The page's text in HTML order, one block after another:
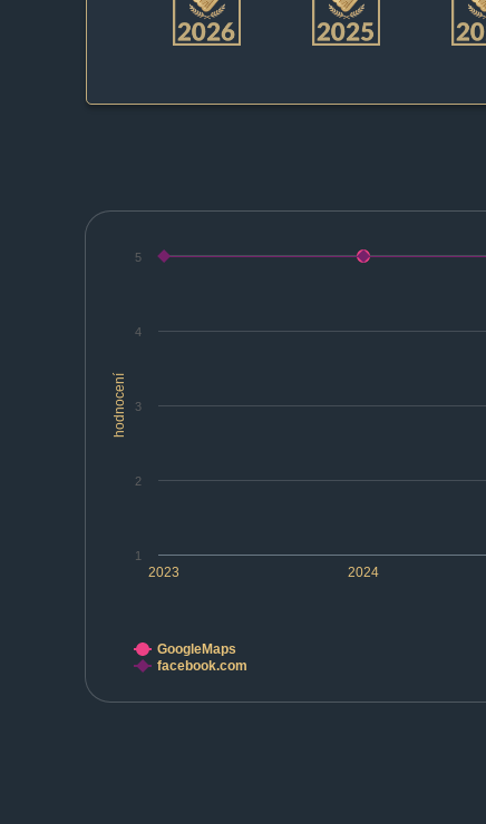
hodnocení
2023 2024
1
2
3
4
5
GoogleMaps
facebook.com